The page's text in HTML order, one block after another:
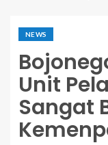
NEWS
Unit
Sangat